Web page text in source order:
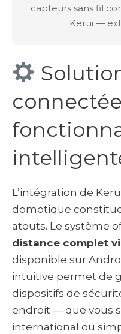
capteurs sans fil
Kerui —
L’intégration de
domotique
atouts. Le système
distance complet
disponible sur
intuitive permet de
dispositifs de
endroit — que vous
international ou